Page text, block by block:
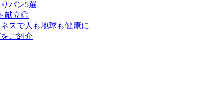
パン5選
献立◎
スで人も地球も健康に
ご紹介